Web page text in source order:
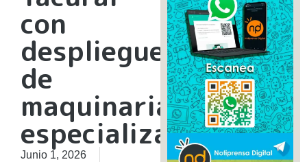
con
despliegue
de
maquinaria
especializada
Junio 1, 2026